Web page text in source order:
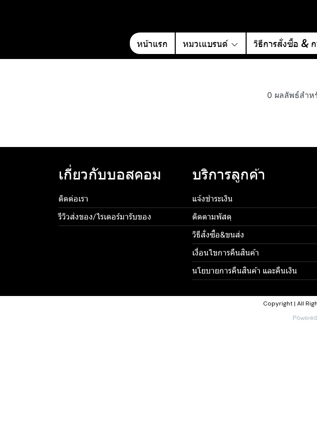
หน้าแรก หมวเแบรนด์ วิธีการสั่งซื้อ &
0 ผลลัพธ์สำห
เกี่ยวกับบอสคอม
ติดต่อเรา
รีวิวส่งของ/ไรเดอร์มารับของ
บริการลูกค้า
แจ้งชำระเงิน
ติดตามพัสดุ
วิธีสั่งซื้อ&ขนส่ง
เงื่อนไขการคืนสินค้า
นโยบายการคืนสินค้า และคืนเงิน
Copyright | All